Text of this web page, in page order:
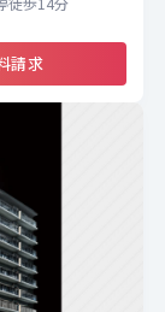
請求